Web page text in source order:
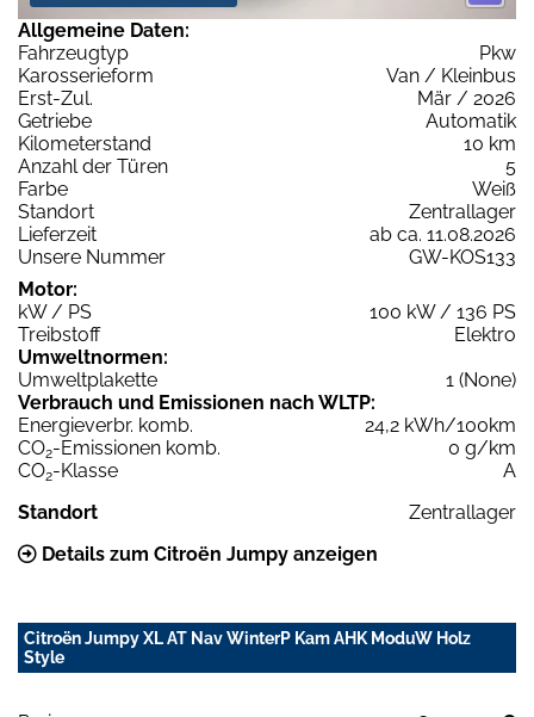
Allgemeine Daten:
Fahrzeugtyp
Pkw
Karosserieform
Van / Kleinbus
Erst-Zul.
Mär / 2026
Getriebe
Automatik
Kilometerstand
10 km
Anzahl der Türen
5
Farbe
Weiß
Standort
Zentrallager
Lieferzeit
ab ca. 11.08.2026
Unsere Nummer
GW-KOS133
Motor:
kW / PS
100 kW / 136 PS
Treibstoff
Elektro
Umweltnormen:
Umweltplakette
1 (None)
Verbrauch und Emissionen nach WLTP:
Energieverbr. komb.
24,2 kWh/100km
CO2-Emissionen komb.
0 g/km
CO2-Klasse
A
Standort
Zentrallager
Details zum Citroën Jumpy anzeigen
Citroën Jumpy XL AT Nav WinterP Kam AHK ModuW Holz
Style